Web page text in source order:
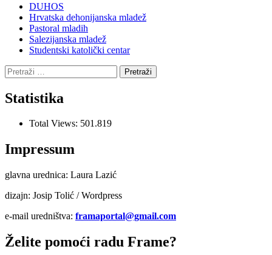
DUHOS
Hrvatska dehonijanska mladež
Pastoral mladih
Salezijanska mladež
Studentski katolički centar
Pretraži:
Statistika
Total Views: 501.819
Impressum
glavna urednica: Laura Lazić
dizajn: Josip Tolić / Wordpress
e-mail uredništva: framaportal@gmail.com
Želite pomoći radu Frame?